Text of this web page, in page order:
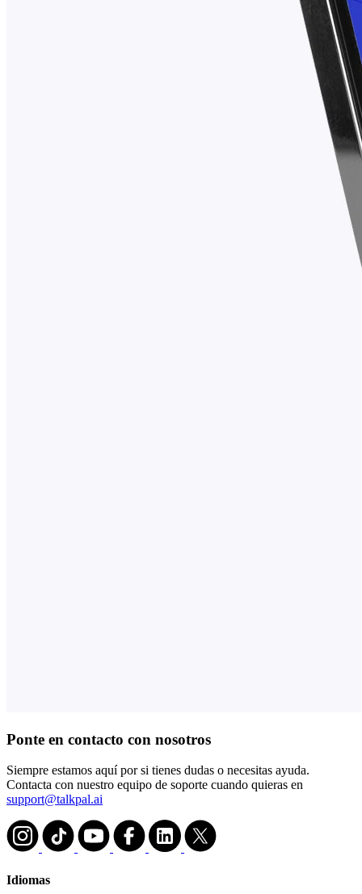
Ponte en contacto con nosotros
Siempre estamos aquí por si tienes dudas o necesitas ayuda.
Contacta con nuestro equipo de soporte cuando quieras en
support@talkpal.ai
Idiomas